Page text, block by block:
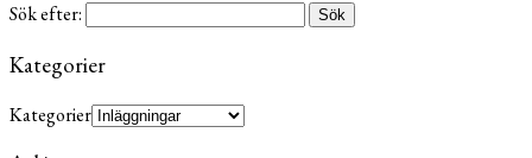
Sök efter:
Kategorier
Kategorier